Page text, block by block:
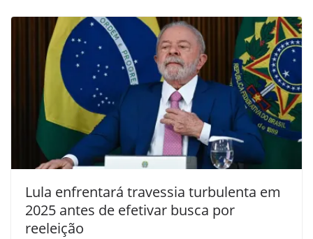
Lula enfrentará travessia turbulenta em
2025 antes de efetivar busca por
reeleição